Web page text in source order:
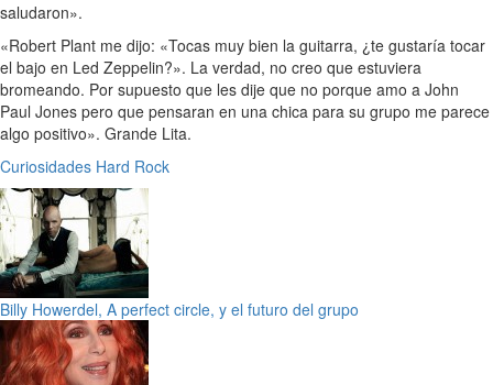
saludaron».
«Robert Plant me dijo: «Tocas muy bien la guitarra, ¿te gustaría tocar
el bajo en Led Zeppelin?». La verdad, no creo que estuviera
bromeando. Por supuesto que les dije que no porque amo a John
Paul Jones pero que pensaran en una chica para su grupo me parece
algo positivo». Grande Lita.
Curiosidades Hard Rock
Billy Howerdel, A perfect circle, y el futuro del grupo